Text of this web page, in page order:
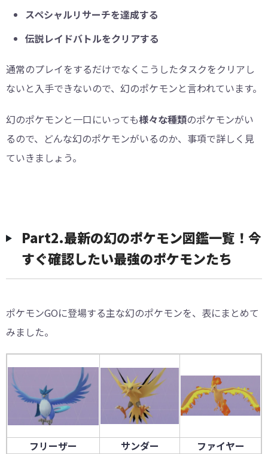
スペシャルリサーチを達成する
伝説レイドバトルをクリアする
通常のプレイをするだけでなくこうしたタスクをクリアし
ないと入手できないので、幻のポケモンと言われています。
幻のポケモンと一口にいっても様々な種類のポケモンがい
るので、どんな幻のポケモンがいるのか、事項で詳しく見
ていきましょう。
Part2.最新の幻のポケモン図鑑一覧！今
すぐ確認したい最強のポケモンたち
ポケモンGOに登場する主な幻のポケモンを、表にまとめて
みました。
フリーザー サンダー ファイヤー